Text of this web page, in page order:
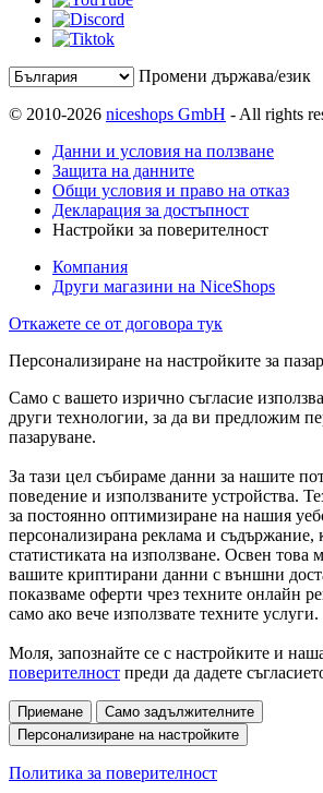
Промени държава/език
© 2010-2026 niceshops GmbH - All rights
Данни и условия на ползване
Защита на данните
Общи условия и право на отказ
Декларация за достъпност
Настройки за поверителност
Компания
Други магазини на NiceShops
Откажете се от договора тук
Персонализиране на настройките за
Само с вашето изрично съгласие
други технологии, за да ви предложим
пазаруване.
За тази цел събираме данни за нашите
поведение и използваните устройства.
за постоянно оптимизиране на нашия
персонализирана реклама и съдържание,
статистиката на използване. Освен това
вашите криптирани данни с външни
показваме оферти чрез техните онлайн
само ако вече използвате техните услуги.
Моля, запознайте се с настройките и
поверителност преди да дадете
Приемане
Само задължителните
Персонализиране на настройките
Политика за поверителност